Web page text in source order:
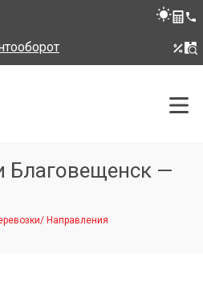
Благовещенск —
/ Направления